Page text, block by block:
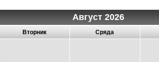
Август 2026
Вторник Сряда